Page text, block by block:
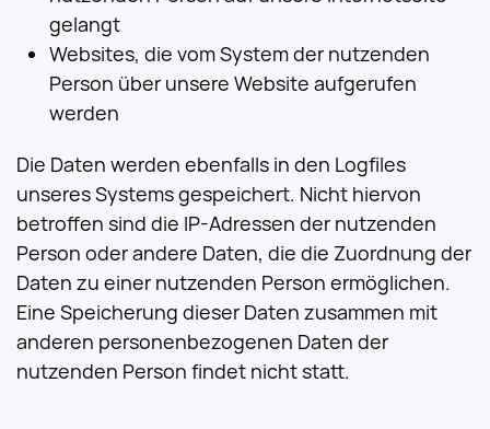
gelangt
Websites, die vom System der nutzenden
Person über unsere Website aufgerufen
werden
Die Daten werden ebenfalls in den Logfiles
unseres Systems gespeichert. Nicht hiervon
betroffen sind die IP-Adressen der nutzenden
Person oder andere Daten, die die Zuordnung der
Daten zu einer nutzenden Person ermöglichen.
Eine Speicherung dieser Daten zusammen mit
anderen personenbezogenen Daten der
nutzenden Person findet nicht statt.